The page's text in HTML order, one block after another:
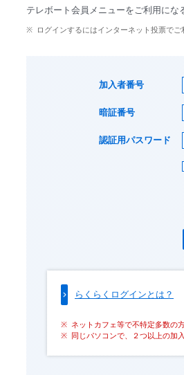
テレボート会員メニューをご利用にな
ログインするにはインターネット投票で
加入者番号
暗証番号
認証用パスワード
らくらくログインとは？
ネットカフェ等で不特定多数の
同じパソコンで、２つ以上の加